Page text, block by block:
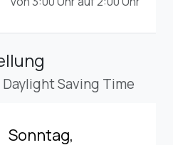
Saving Time
Sonntag,